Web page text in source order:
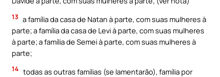
13 a família da casa de Natan à parte, com suas mulheres à
parte; a família da casa de Levi à parte, com suas mulheres
à parte; a família de Semei à parte, com suas mulheres à
parte;
14 todas as outras famílias (se lamentarão), família por